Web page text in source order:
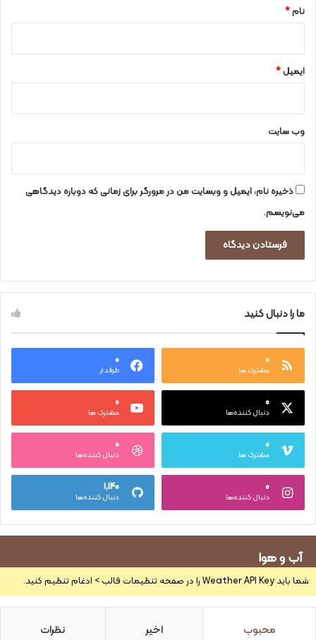
نام*
ایمیل*
وب‌ سایت
ذخیره نام، ایمیل و وبسایت من در مرورگر برای زمانی که دوباره دیدگاهی
می‌نویسم.
ما را دنبال کنید
۰
مشترک ها
۰
طرفدار
۰
دنبال کننده‌ها
۰
مشترک ها
۰
مشترک ها
۰
دنبال کننده‌ها
۰
دنبال کننده‌ها
۱,۱۴۰
دنبال کننده‌ها
آب و هوا
شما باید Weather API Key را در صفحه تنظیمات قالب > ادغام تنظیم کنید.
محبوب اخیر نظرات